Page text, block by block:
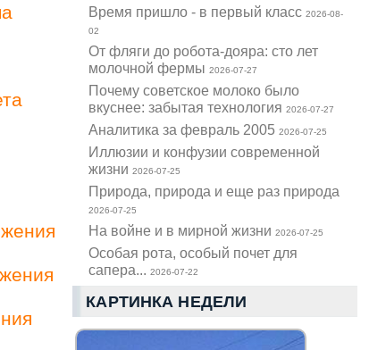
Время пришло - в первый класс2026-08-
02
От фляги до робота-дояра: сто лет
молочной фермы2026-07-27
Почему советское молоко было
вкуснее: забытая технология2026-07-27
Аналитика за февраль 20052026-07-25
Иллюзии и конфузии современной
жизни2026-07-25
Природа, природа и еще раз природа
2026-07-25
На войне и в мирной жизни2026-07-25
Особая рота, особый почет для
сапера...2026-07-22
КАРТИНКА НЕДЕЛИ